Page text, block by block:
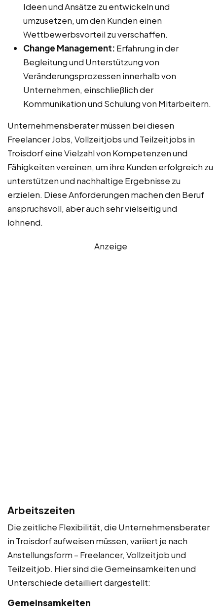
Ideen und Ansätze zu entwickeln und
umzusetzen, um den Kunden einen
Wettbewerbsvorteil zu verschaffen.
Change Management: Erfahrung in der
Begleitung und Unterstützung von
Veränderungsprozessen innerhalb von
Unternehmen, einschließlich der
Kommunikation und Schulung von Mitarbeitern.
Unternehmensberater müssen bei diesen
Freelancer Jobs, Vollzeitjobs und Teilzeitjobs in
Troisdorf eine Vielzahl von Kompetenzen und
Fähigkeiten vereinen, um ihre Kunden erfolgreich zu
unterstützen und nachhaltige Ergebnisse zu
erzielen. Diese Anforderungen machen den Beruf
anspruchsvoll, aber auch sehr vielseitig und
lohnend.
Anzeige
Arbeitszeiten
Die zeitliche Flexibilität, die Unternehmensberater
in Troisdorf aufweisen müssen, variiert je nach
Anstellungsform – Freelancer, Vollzeitjob und
Teilzeitjob. Hier sind die Gemeinsamkeiten und
Unterschiede detailliert dargestellt:
Gemeinsamkeiten